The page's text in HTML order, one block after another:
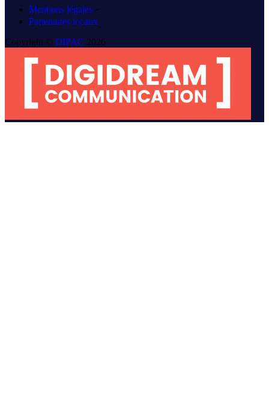
Mentions légales -
Partenaires locaux
Copyright © DIPAC 2026